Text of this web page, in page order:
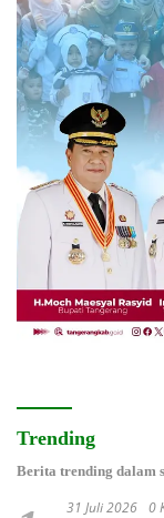
Trending
Berita trending dalam
31 Juli 2026 0